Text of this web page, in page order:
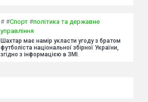
# #Спорт #політика та державне
управління
Шахтар має намір укласти угоду з братом
футболіста національної збірної України,
згідно з інформацією в ЗМІ.